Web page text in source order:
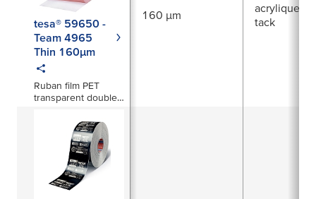
tesa® 59650 -
Team 4965
Thin 160µm
Ruban film PET
transparent double
160 µm
acrylique à
tack